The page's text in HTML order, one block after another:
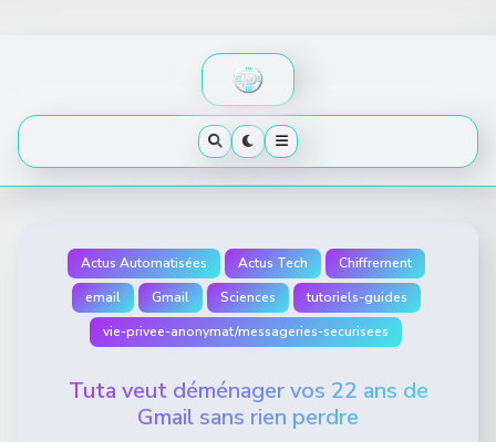
Actus Automatisées Actus Tech
Chiffrement
email
Gmail Sciences
tutoriels-guides
vie-privee-anonymat/messageries-securisees
Tuta veut déménager vos 22 ans de
Gmail sans rien perdre